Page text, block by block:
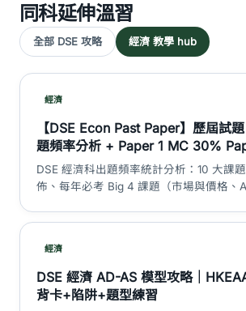
同科延伸溫習
全部 DSE 攻略 經濟 教學 hub
經濟
【DSE Econ Past Paper】歷屆試
題頻率分析 + Paper 1 MC 30%
70% 題型分佈 + 10 年趨勢 + 2026
DSE 神器
DSE 經濟科出題頻率統計分析：10 大課
佈、每年必考 Big 4 課題（市場與價格、
大計算題類型、主題式混合題趨勢、
經濟
DSE 經濟 AD-AS 模型攻略｜
背卡+陷阱+題型練習